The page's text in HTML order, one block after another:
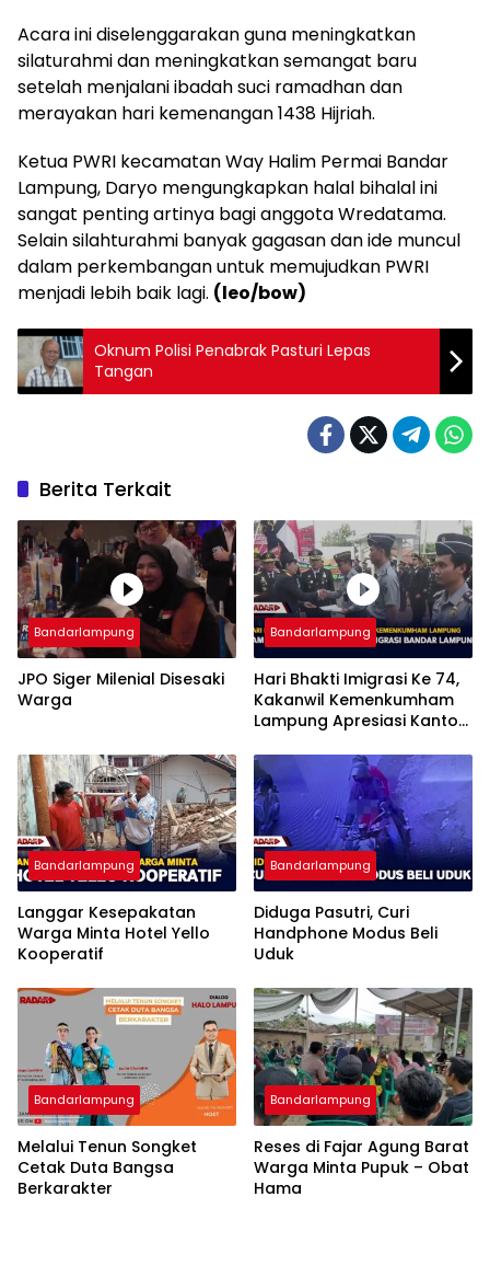
Acara ini diselenggarakan guna meningkatkan
silaturahmi dan meningkatkan semangat baru
setelah menjalani ibadah suci ramadhan dan
merayakan hari kemenangan 1438 Hijriah.
Ketua PWRI kecamatan Way Halim Permai Bandar
Lampung, Daryo mengungkapkan halal bihalal ini
sangat penting artinya bagi anggota Wredatama.
Selain silahturahmi banyak gagasan dan ide muncul
dalam perkembangan untuk memujudkan PWRI
menjadi lebih baik lagi. (leo/bow)
Oknum Polisi Penabrak Pasturi Lepas
Tangan
Berita Terkait
Bandarlampung
JPO Siger Milenial Disesaki
Warga
Bandarlampung
Hari Bhakti Imigrasi Ke 74,
Kakanwil Kemenkumham
Lampung Apresiasi Kantor
Bandarlampung
Langgar Kesepakatan
Warga Minta Hotel Yello
Kooperatif
Bandarlampung
Diduga Pasutri, Curi
Handphone Modus Beli
Uduk
Bandarlampung
Melalui Tenun Songket
Cetak Duta Bangsa
Berkarakter
Bandarlampung
Reses di Fajar Agung Barat
Warga Minta Pupuk – Obat
Hama